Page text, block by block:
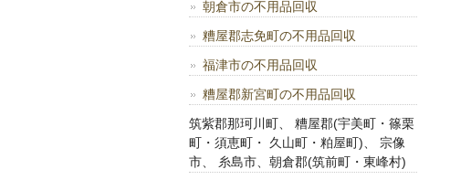
朝倉市の不用品回収
糟屋郡志免町の不用品回収
福津市の不用品回収
糟屋郡新宮町の不用品回収
筑紫郡那珂川町、 糟屋郡(宇美町・篠栗
町・須恵町・ 久山町・粕屋町)、 宗像
市、 糸島市、朝倉郡(筑前町・東峰村)